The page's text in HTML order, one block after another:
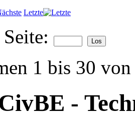
Letzte
1 bis 30
-